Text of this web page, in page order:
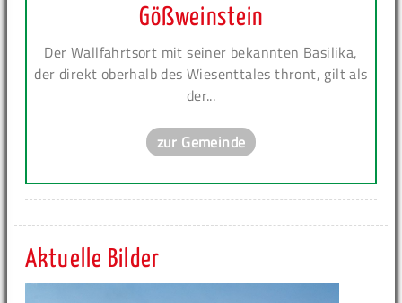
Gößweinstein
Der Wallfahrtsort mit seiner bekannten Basilika,
der direkt oberhalb des Wiesenttales thront, gilt als
der...
zur Gemeinde
Aktuelle Bilder